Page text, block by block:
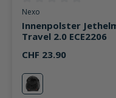
Durchschnittliche
Nexo
Innenpolster
Travel 2.0 ECE2206
CHF 23.90
neutral